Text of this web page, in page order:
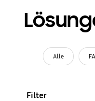
Alle
Filter